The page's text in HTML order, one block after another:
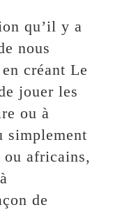
qu’il y a
nous
créant Le
jouer les
ou à
simplement
africains,
de